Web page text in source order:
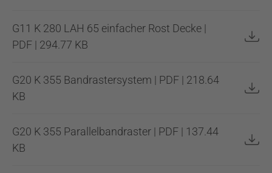
G11 K 280 LAH 65 einfacher Rost Decke |
PDF | 294.77 KB
G20 K 355 Bandrastersystem | PDF | 218.64
KB
G20 K 355 Parallelbandraster | PDF | 137.44
KB